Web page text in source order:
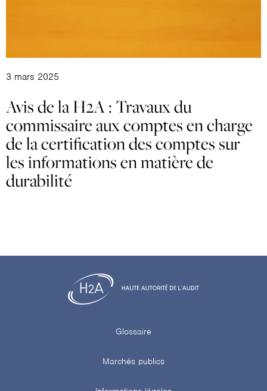
3 mars 2025
Avis de la H2A : Travaux du
commissaire aux comptes en charge
de la certification des comptes sur
les informations en matière de
durabilité
Glossaire
Marchés publics